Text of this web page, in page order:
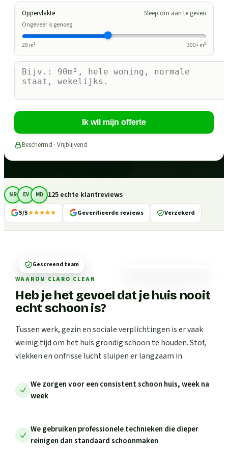
Oppervlakte Sleep om aan te geven
Ongeveer is genoeg
20 m² 300+ m²
Ik wil mijn offerte
Beschermd · Vrijblijvend
NR EV MD 125 echte klantreviews
5/5★★★★★ Geverifieerde reviews Verzekerd
WAAROM CLARO CLEAN
Heb je het gevoel dat je huis nooit
echt schoon is?
Tussen werk, gezin en sociale verplichtingen is er vaak
weinig tijd om het huis grondig schoon te houden. Stof,
vlekken en onfrisse lucht sluipen er langzaam in.
We zorgen voor een consistent schoon huis, week na
week
We gebruiken professionele technieken die dieper
reinigen dan standaard schoonmaken
Gescreend team